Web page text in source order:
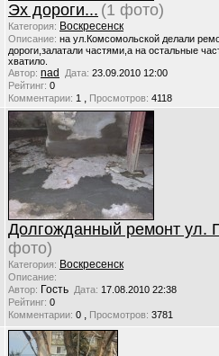
Эх дороги... (1 фото)
Категория: Воскресенск
Описание: на ул.Комсомольской делали
дороги,залатали частями,а на остальные
хватило.
Автор: nad Дата: 23.09.2010 12:00
Рейтинг: 0
Комментарии: 1 , Просмотров: 4118
Долгожданный ремонт ул.
фото)
Категория: Воскресенск
Описание:
Автор: Гость Дата: 17.08.2010 22:38
Рейтинг: 0
Комментарии: 0 , Просмотров: 3781